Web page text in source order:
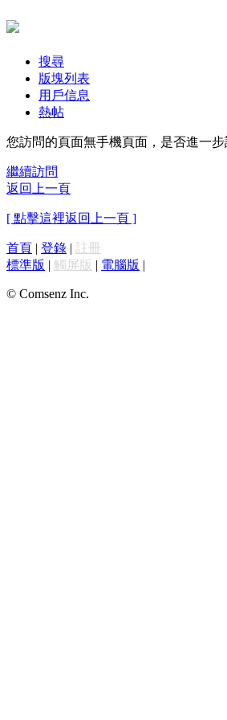
搜尋
版塊列表
用戶信息
熱帖
您訪問的頁面無手機頁面，是否進一步
繼續訪問
返回上一頁
[ 點擊這裡返回上一頁 ]
首頁 | 登錄 | 註冊
標準版 | 觸屏版 | 電腦版 |
© Comsenz Inc.